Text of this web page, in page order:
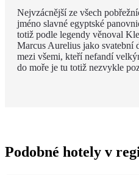
Nejvzácnější ze všech
jméno slavné egyptské
totiž podle legendy věnoval
Marcus Aurelius jako svatební
mezi všemi, kteří nefandí
do moře je tu totiž nezvykle
Podobné hotely v